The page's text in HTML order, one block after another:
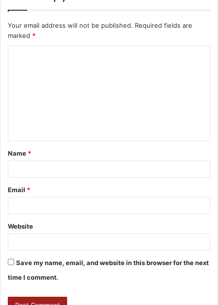
Your email address will not be published. Required fields are
marked *
Name *
Email *
Website
Save my name, email, and website in this browser for the next
time I comment.